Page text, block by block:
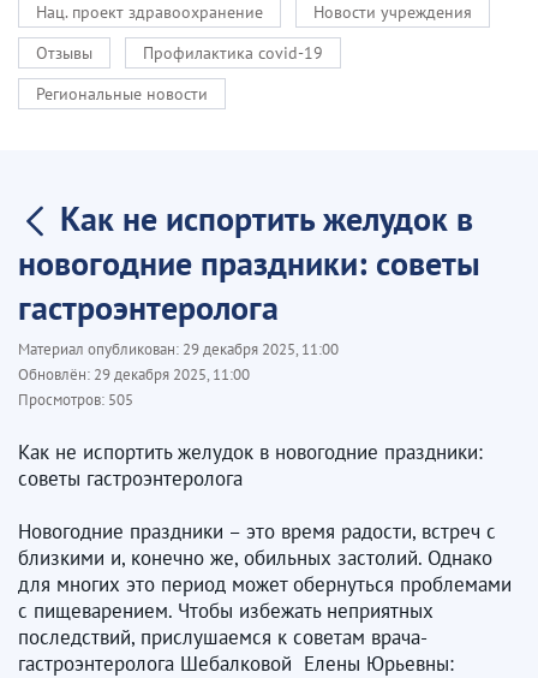
Нац. проект здравоохранение
Новости учреждения
Отзывы
Профилактика covid-19
Региональные новости
Как не испортить желудок в
новогодние праздники: советы
гастроэнтеролога
Материал опубликован: 29 декабря 2025, 11:00
Обновлён: 29 декабря 2025, 11:00
Просмотров: 505
Как не испортить желудок в новогодние праздники:
советы гастроэнтеролога
Новогодние праздники – это время радости, встреч с
близкими и, конечно же, обильных застолий. Однако
для многих это период может обернуться проблемами
с пищеварением. Чтобы избежать неприятных
последствий, прислушаемся к советам врача-
гастроэнтеролога Шебалковой Елены Юрьевны: